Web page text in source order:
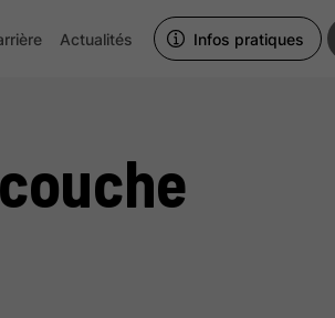
Actualités Infos pratiques